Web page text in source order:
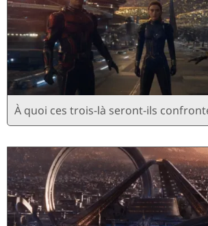
À quoi ces trois-là seront-ils